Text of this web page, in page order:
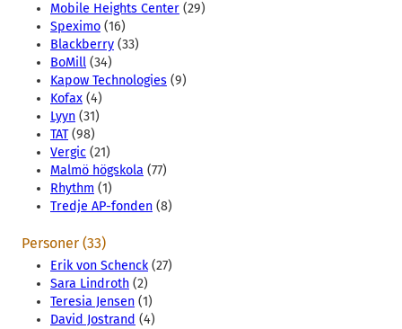
Mobile Heights Center (29)
Speximo (16)
Blackberry (33)
BoMill (34)
Kapow Technologies (9)
Kofax (4)
Lyyn (31)
TAT(98)
Vergic (21)
Malmö högskola (77)
Rhythm (1)
Tredje AP-fonden (8)
Personer (33)
Erik von Schenck(27)
Sara Lindroth (2)
Teresia Jensen (1)
David Jostrand (4)